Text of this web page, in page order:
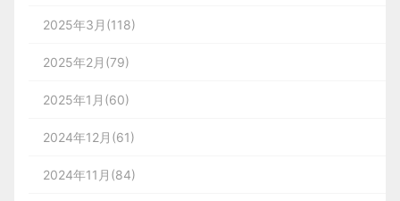
2025年3月(118)
2025年2月(79)
2025年1月(60)
2024年12月(61)
2024年11月(84)